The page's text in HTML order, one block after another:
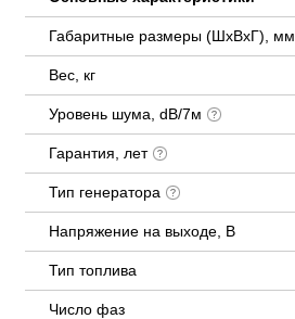
Габаритные размеры (ШхВхГ), мм
Вес, кг
Уровень шума, dB/7м
Гарантия, лет
Тип генератора
Напряжение на выходе, В
Тип топлива
Число фаз